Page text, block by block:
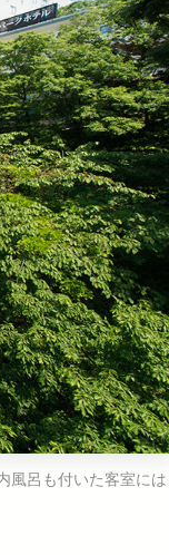
風呂も付いた客室には